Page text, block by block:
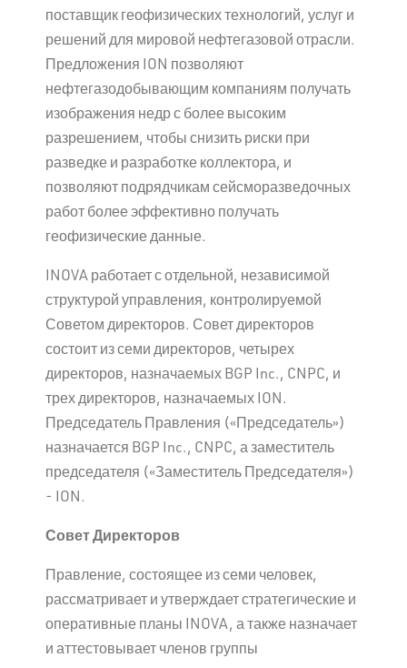
поставщик геофизических технологий, услуг и
решений для мировой нефтегазовой отрасли.
Предложения ION позволяют
нефтегазодобывающим компаниям получать
изображения недр с более высоким
разрешением, чтобы снизить риски при
разведке и разработке коллектора, и
позволяют подрядчикам сейсморазведочных
работ более эффективно получать
геофизические данные.
INOVA работает с отдельной, независимой
структурой управления, контролируемой
Советом директоров. Совет директоров
состоит из семи директоров, четырех
директоров, назначаемых BGP Inc., CNPC, и
трех директоров, назначаемых ION.
Председатель Правления («Председатель»)
назначается BGP Inc., CNPC, а заместитель
председателя («Заместитель Председателя»)
- ION.
Совет Директоров
Правление, состоящее из семи человек,
рассматривает и утверждает стратегические и
оперативные планы INOVA, а также назначает
и аттестовывает членов группы